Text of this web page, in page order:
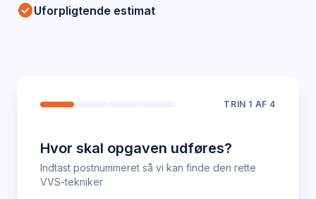
check_circleUforpligtende estimat
TRIN 1 AF 4
Hvor skal opgaven udføres?
Indtast postnummeret så vi kan finde den rette
VVS-tekniker